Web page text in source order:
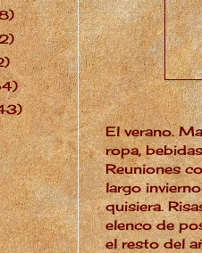
El verano.
ropa,
Reuniones
largo
quisiera.
elenco de
el resto del